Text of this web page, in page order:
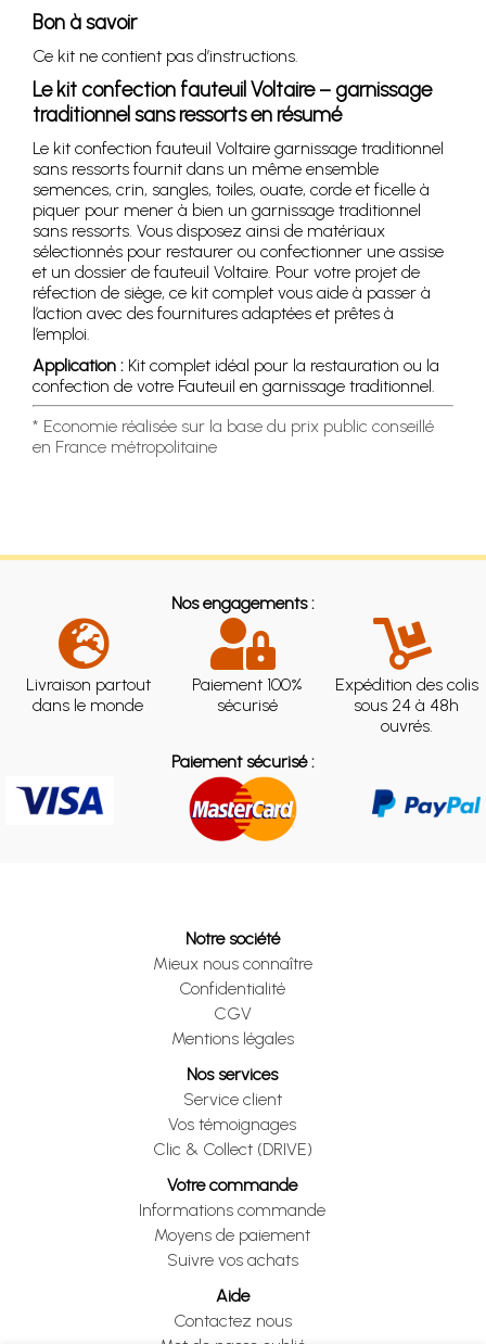
Bon à savoir
Ce kit ne contient pas d’instructions.
Le kit confection fauteuil Voltaire – garnissage
traditionnel sans ressorts en résumé
Le kit confection fauteuil Voltaire garnissage traditionnel
sans ressorts fournit dans un même ensemble
semences, crin, sangles, toiles, ouate, corde et ficelle à
piquer pour mener à bien un garnissage traditionnel
sans ressorts. Vous disposez ainsi de matériaux
sélectionnés pour restaurer ou confectionner une assise
et un dossier de fauteuil Voltaire. Pour votre projet de
réfection de siège, ce kit complet vous aide à passer à
l’action avec des fournitures adaptées et prêtes à
l’emploi.
Application : Kit complet idéal pour la restauration ou la
confection de votre Fauteuil en garnissage traditionnel.
* Economie réalisée sur la base du prix public conseillé
en France métropolitaine
Nos engagements :
Livraison partout
dans le monde
Paiement 100%
sécurisé
Expédition des colis
sous 24 à 48h
ouvrés.
Paiement sécurisé :
Notre société
Mieux nous connaître
Confidentialité
CGV
Mentions légales
Nos services
Service client
Vos témoignages
Clic & Collect (DRIVE)
Votre commande
Informations commande
Moyens de paiement
Suivre vos achats
Aide
Contactez nous